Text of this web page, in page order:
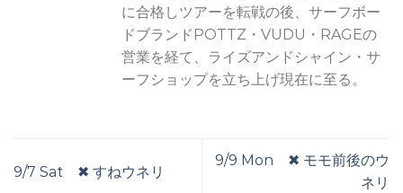
に合格しツアーを転戦の後、サーフボー
ドブランドPOTTZ・VUDU・RAGEの
営業を経て、ライズアンドシャイン・サ
ーフショップを立ち上げ現在に至る。
9/7 Sat ✖︎ すねウネリ
9/9 Mon ✖︎ モモ前後のウ
ネリ